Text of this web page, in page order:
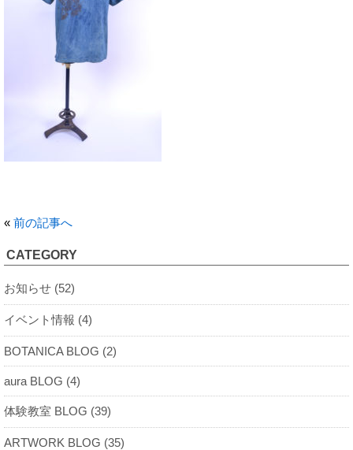
« 前の記事へ
CATEGORY
お知らせ (52)
イベント情報 (4)
BOTANICA BLOG (2)
aura BLOG (4)
体験教室 BLOG (39)
ARTWORK BLOG (35)